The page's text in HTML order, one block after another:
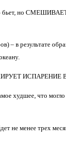
бьет, но
– в результате
ИСПАРЕНИЕ
худшее, что
не менее трех